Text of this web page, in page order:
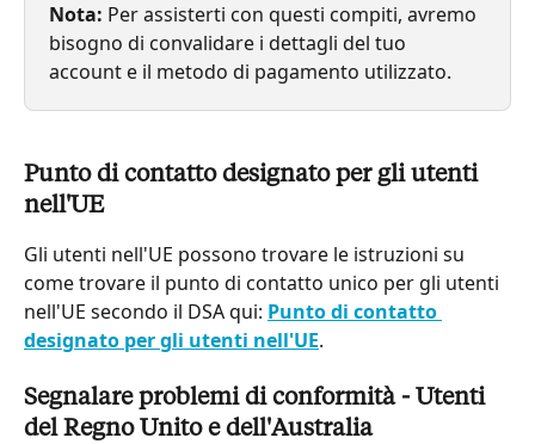
Nota: Per assisterti con questi compiti, avremo
bisogno di convalidare i dettagli del tuo
account e il metodo di pagamento utilizzato.
Punto di contatto designato per gli utenti
nell'UE
Gli utenti nell'UE possono trovare le istruzioni su
come trovare il punto di contatto unico per gli utenti
nell'UE secondo il DSA qui: Punto di contatto
designato per gli utenti nell'UE.
Segnalare problemi di conformità - Utenti
del Regno Unito e dell'Australia